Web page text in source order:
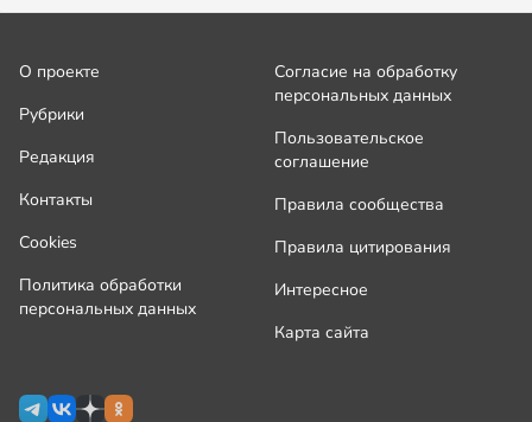
О проекте
Рубрики
Редакция
Контакты
Cookies
Политика обработки
персональных данных
Согласие на обработку
персональных данных
Пользовательское
соглашение
Правила сообщества
Правила цитирования
Интересное
Карта сайта